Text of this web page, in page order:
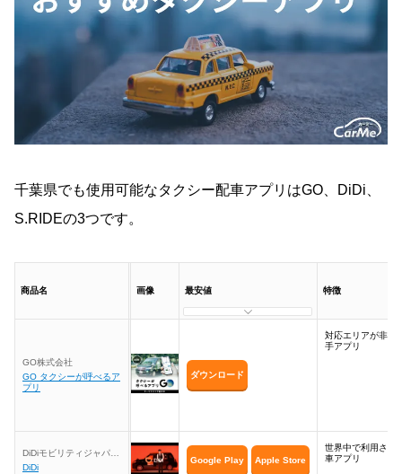
千葉県でも使用可能なタクシー配車アプリはGO、DiDi、
S.RIDEの3つです。
商品名 画像 最安値 特徴
GO株式会社
GO タクシーが呼べるア
プリ
ダウンロード
対応エリアが非常
手アプリ
DiDiモビリティジャパン
株式会社
DiDi
Google Play Apple Store
世界中で利用され
車アプリ